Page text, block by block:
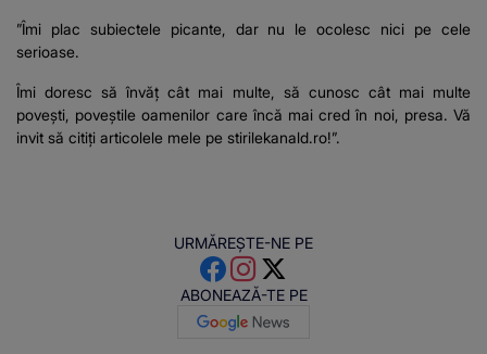
”Îmi plac subiectele picante, dar nu le ocolesc nici pe cele
serioase.
Îmi doresc să învăț cât mai multe, să cunosc cât mai multe
povești, poveștile oamenilor care încă mai cred în noi, presa. Vă
invit să citiți articolele mele pe stirilekanald.ro!”.
URMĂREȘTE-NE PE
ABONEAZĂ-TE PE